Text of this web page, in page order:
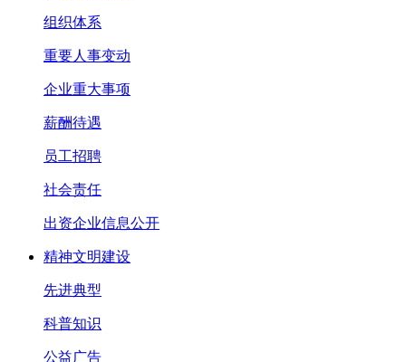
组织体系
重要人事变动
企业重大事项
薪酬待遇
员工招聘
社会责任
出资企业信息公开
精神文明建设
先进典型
科普知识
公益广告